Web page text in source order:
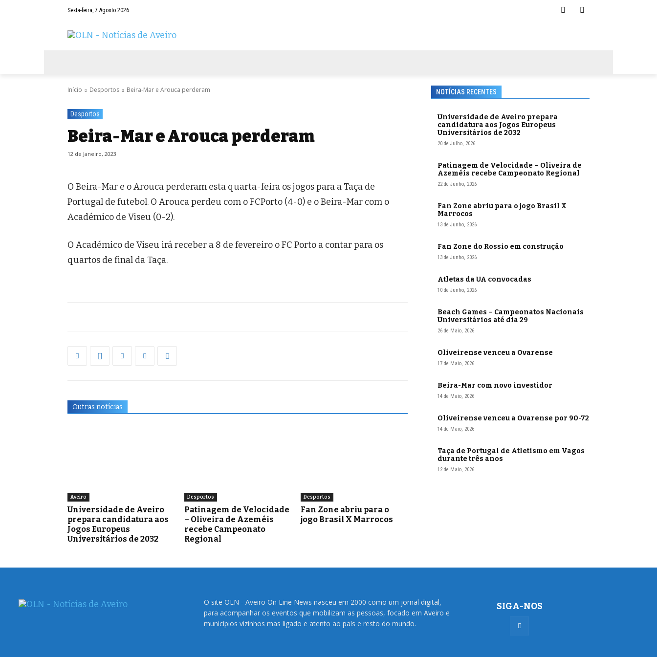
Sexta-feira, 7 Agosto 2026
Início Desportos Beira-Mar e Arouca perderam
Desportos
Beira-Mar e Arouca perderam
12 de Janeiro, 2023
O Beira-Mar e o Arouca perderam esta quarta-feira os jogos para a Taça de
Portugal de futebol. O Arouca perdeu com o FCPorto (4-0) e o Beira-Mar com o
Académico de Viseu (0-2).
O Académico de Viseu irá receber a 8 de fevereiro o FC Porto a contar para os
quartos de final da Taça.
Outras notícias
Aveiro
Universidade de Aveiro
prepara candidatura aos
Jogos Europeus
Universitários de 2032
Desportos
Patinagem de Velocidade
– Oliveira de Azeméis
recebe Campeonato
Regional
Desportos
Fan Zone abriu para o
jogo Brasil X Marrocos
NOTÍCIAS RECENTES
Universidade de Aveiro prepara
candidatura aos Jogos Europeus
Universitários de 2032
20 de Julho, 2026
Patinagem de Velocidade – Oliveira de
Azeméis recebe Campeonato Regional
22 de Junho, 2026
Fan Zone abriu para o jogo Brasil X
Marrocos
13 de Junho, 2026
Fan Zone do Rossio em construção
13 de Junho, 2026
Atletas da UA convocadas
10 de Junho, 2026
Beach Games – Campeonatos Nacionais
Universitários até dia 29
26 de Maio, 2026
Oliveirense venceu a Ovarense
17 de Maio, 2026
Beira-Mar com novo investidor
14 de Maio, 2026
Oliveirense venceu a Ovarense por 90-72
14 de Maio, 2026
Taça de Portugal de Atletismo em Vagos
durante três anos
12 de Maio, 2026
O site OLN - Aveiro On Line News nasceu em 2000 como um jornal digital,
para acompanhar os eventos que mobilizam as pessoas, focado em Aveiro e
municípios vizinhos mas ligado e atento ao país e resto do mundo.
SIGA-NOS